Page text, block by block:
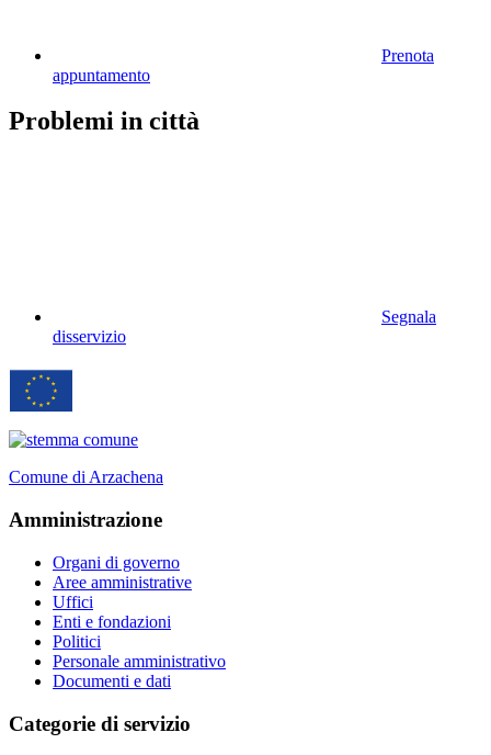
Prenota
appuntamento
Problemi in città
Segnala
disservizio
Comune di Arzachena
Amministrazione
Organi di governo
Aree amministrative
Uffici
Enti e fondazioni
Politici
Personale amministrativo
Documenti e dati
Categorie di servizio